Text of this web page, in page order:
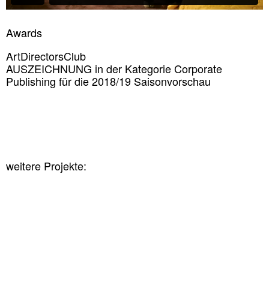
Awards
ArtDirectorsClub
AUSZEICHNUNG in der Kategorie Corporate
Publishing für die 2018/19 Saisonvorschau
weitere Projekte: